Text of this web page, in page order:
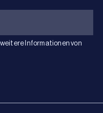
Informationen von